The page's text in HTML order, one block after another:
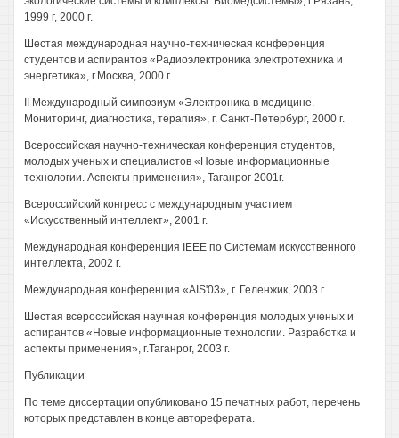
1999 г, 2000 г.
Шестая международная научно-техническая конференция
студентов и аспирантов «Радиоэлектроника электротехника и
энергетика», г.Москва, 2000 г.
II Международный симпозиум «Электроника в медицине.
Мониторинг, диагностика, терапия», г. Санкт-Петербург, 2000 г.
Всероссийская научно-техническая конференция студентов,
молодых ученых и специалистов «Новые информационные
технологии. Аспекты применения», Таганрог 2001г.
Всероссийский конгресс с международным участием
«Искусственный интеллект», 2001 г.
Международная конференция IEEE по Системам искусственного
интеллекта, 2002 г.
Международная конференция «AIS'03», г. Геленжик, 2003 г.
Шестая всероссийская научная конференция молодых ученых и
аспирантов «Новые информационные технологии. Разработка и
аспекты применения», г.Таганрог, 2003 г.
Публикации
По теме диссертации опубликовано 15 печатных работ, перечень
которых представлен в конце автореферата.